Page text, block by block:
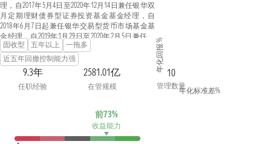
理，自2017年5月4日至2020年12月14日兼任银华双
月定期理财债券型证券投资基金基金经理，自
2018年6月7日起兼任银华交易型货币市场基金基
金经理，自2019年1月29日至2020年2月5日兼任银
华安鑫短债债券型证券投资基金基金经理，自
2019年3月14日至2020年3月30日兼任银华安享短债
债券型证券投资基金基金经理，自2021年6月11日
起兼任银华安鑫短债债券型证券投资基金、银华
安颐中短债双月持有期债券型证券投资基金基金
动持有债券型证券投资基金基金经理，自2022年6
月8日起兼任银华中证同业存单AAA指数7天持有期
证券投资基金基金经理。具有从业资格。国籍：
中国。
固收型 五年以上
一拖多
近五年回撤控制能力强
9.3年
任职经验
2581.01亿
在管规模
10
管理数量
前73%
收益能力
年化回报 %
年化标准差%